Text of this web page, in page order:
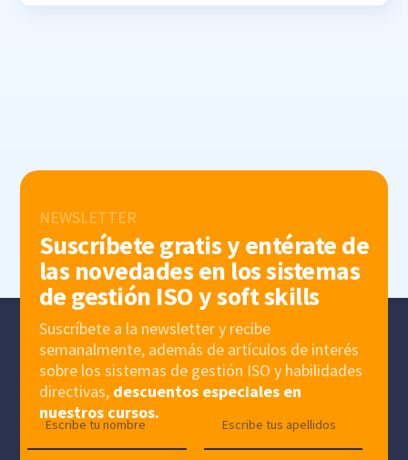
NEWSLETTER
Suscríbete gratis y entérate de
las novedades en los sistemas
de gestión ISO y soft skills
Suscríbete a la newsletter y recibe
semanalmente, además de artículos de interés
sobre los sistemas de gestión ISO y habilidades
directivas, descuentos especiales en
nuestros cursos.